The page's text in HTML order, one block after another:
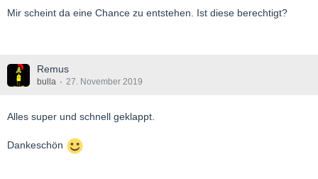
as is equal to 15% of the number of Units purchased under the
Offering.
The net proceeds received from the Offering will be used for the
general corporate purposes.
Mir scheint da eine Chance zu entstehen. Ist diese berechtigt?
Remus
bulla 27. November 2019
Alles super und schnell geklappt.
Dankeschön